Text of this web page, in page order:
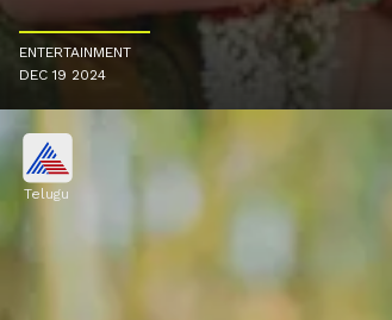
ENTERTAINMENT
DEC 19 2024
Telugu